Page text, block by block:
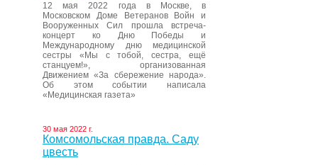
12 мая 2022 года в Москве, в
Московском Доме Ветеранов Войн и
Вооруженных Сил прошла встреча-
концерт ко Дню Победы и
Международному дню медицинской
сестры «Мы с тобой, сестра, ещё
станцуем!», организованная
Движением «За сбережение народа».
Об этом событии написала
«Медицинская газета»
30 мая 2022 г.
Комсомольская правда. Саду
цвесть